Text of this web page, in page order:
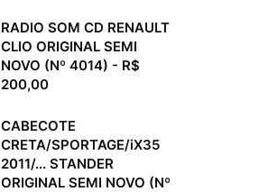
RADIO SOM CD RENAULT
CLIO ORIGINAL SEMI
NOVO (Nº 4014) - R$
200,00
CABECOTE
CRETA/SPORTAGE/iX35
2011/... STANDER
ORIGINAL SEMI NOVO (Nº